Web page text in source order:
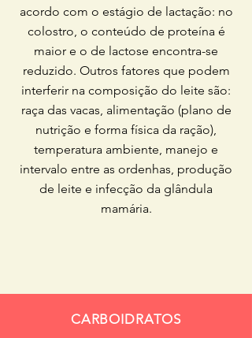
acordo com o estágio de lactação: no
colostro, o conteúdo de proteína é
maior e o de lactose encontra-se
reduzido. Outros fatores que podem
interferir na composição do leite são:
raça das vacas, alimentação (plano de
nutrição e forma física da ração),
temperatura ambiente, manejo e
intervalo entre as ordenhas, produção
de leite e infecção da glândula
mamária.
CARBOIDRATOS